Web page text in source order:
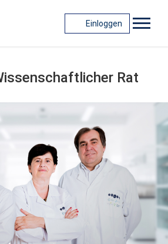
Einloggen
Rat